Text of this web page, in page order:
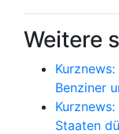
Weitere
Benziner
Staaten